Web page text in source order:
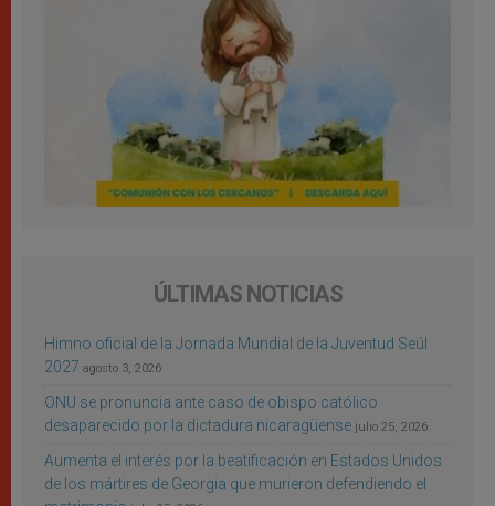
ÚLTIMAS NOTICIAS
Himno oficial de la Jornada Mundial de la Juventud Seúl
2027 agosto 3, 2026
ONU se pronuncia ante caso de obispo católico
desaparecido por la dictadura nicaragüense julio 25, 2026
Aumenta el interés por la beatificación en Estados Unidos
de los mártires de Georgia que murieron defendiendo el